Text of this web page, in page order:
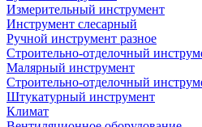
Измерительный инструмент
Инструмент слесарный
Ручной инструмент разное
Строительно-отделочный
Малярный инструмент
Строительно-отделочный
Штукатурный инструмент
Климат